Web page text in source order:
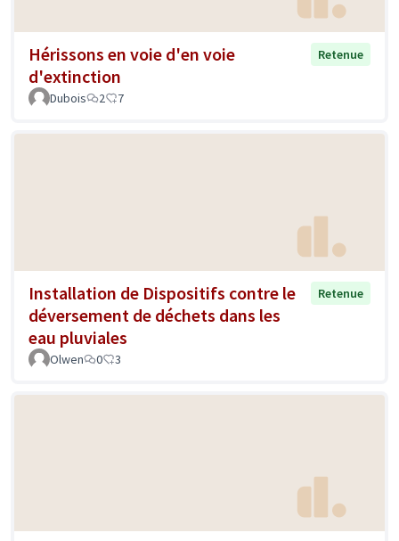
Hérissons en voie d'en voie
d'extinction
Retenue
Dubois 2 7
Installation de Dispositifs contre le
déversement de déchets dans les
eau pluviales
Retenue
Olwen 0 3